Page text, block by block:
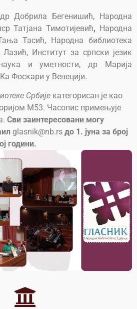
Добрила Бегенишић, Народна
Татјана Тимотијевић, Народна
Тасић, Народна библиотека
Институт за српски језик
и уметности, др Марија
Фоскари у Венецији.
Србије категорисан је као
М53. Часопис примењује
Сви заинтересовани могу
glasnik@nb.rs до 1. јуна за број
години.